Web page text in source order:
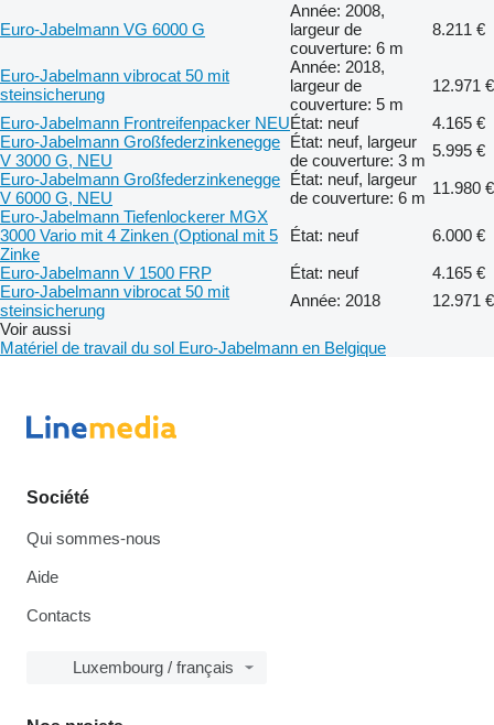
Euro-Jabelmann VG 6000 G
Année: 2008,
largeur de
couverture: 6 m
8.211 €
Euro-Jabelmann vibrocat 50 mit
steinsicherung
Année: 2018,
largeur de
couverture: 5 m
12.971 €
Euro-Jabelmann Frontreifenpacker NEUÉtat: neuf
4.165 €
Euro-Jabelmann Großfederzinkenegge
V 3000 G, NEU
État: neuf, largeur
de couverture: 3 m
5.995 €
Euro-Jabelmann Großfederzinkenegge
V 6000 G, NEU
État: neuf, largeur
de couverture: 6 m
11.980 €
Euro-Jabelmann Tiefenlockerer MGX
3000 Vario mit 4 Zinken (Optional mit 5
Zinke
État: neuf
6.000 €
Euro-Jabelmann V 1500 FRP
État: neuf
4.165 €
Euro-Jabelmann vibrocat 50 mit
steinsicherung
Année: 2018
12.971 €
Voir aussi
Matériel de travail du sol Euro-Jabelmann en Belgique
Société
Qui sommes-nous
Aide
Contacts
Luxembourg / français